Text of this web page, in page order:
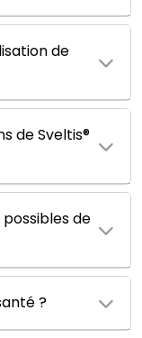
de
de Sveltis®
de
?